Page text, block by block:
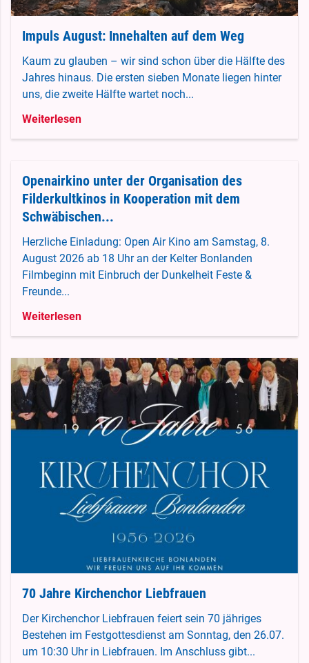
Impuls August: Innehalten auf dem Weg
Kaum zu glauben – wir sind schon über die Hälfte des
Jahres hinaus. Die ersten sieben Monate liegen hinter
uns, die zweite Hälfte wartet noch...
Weiterlesen
Openairkino unter der Organisation des
Filderkultkinos in Kooperation mit dem
Schwäbischen...
Herzliche Einladung: Open Air Kino am Samstag, 8.
August 2026 ab 18 Uhr an der Kelter Bonlanden
Filmbeginn mit Einbruch der Dunkelheit Feste &
Freunde...
Weiterlesen
70 Jahre Kirchenchor Liebfrauen
Der Kirchenchor Liebfrauen feiert sein 70 jähriges
Bestehen im Festgottesdienst am Sonntag, den 26.07.
um 10:30 Uhr in Liebfrauen. Im Anschluss gibt...